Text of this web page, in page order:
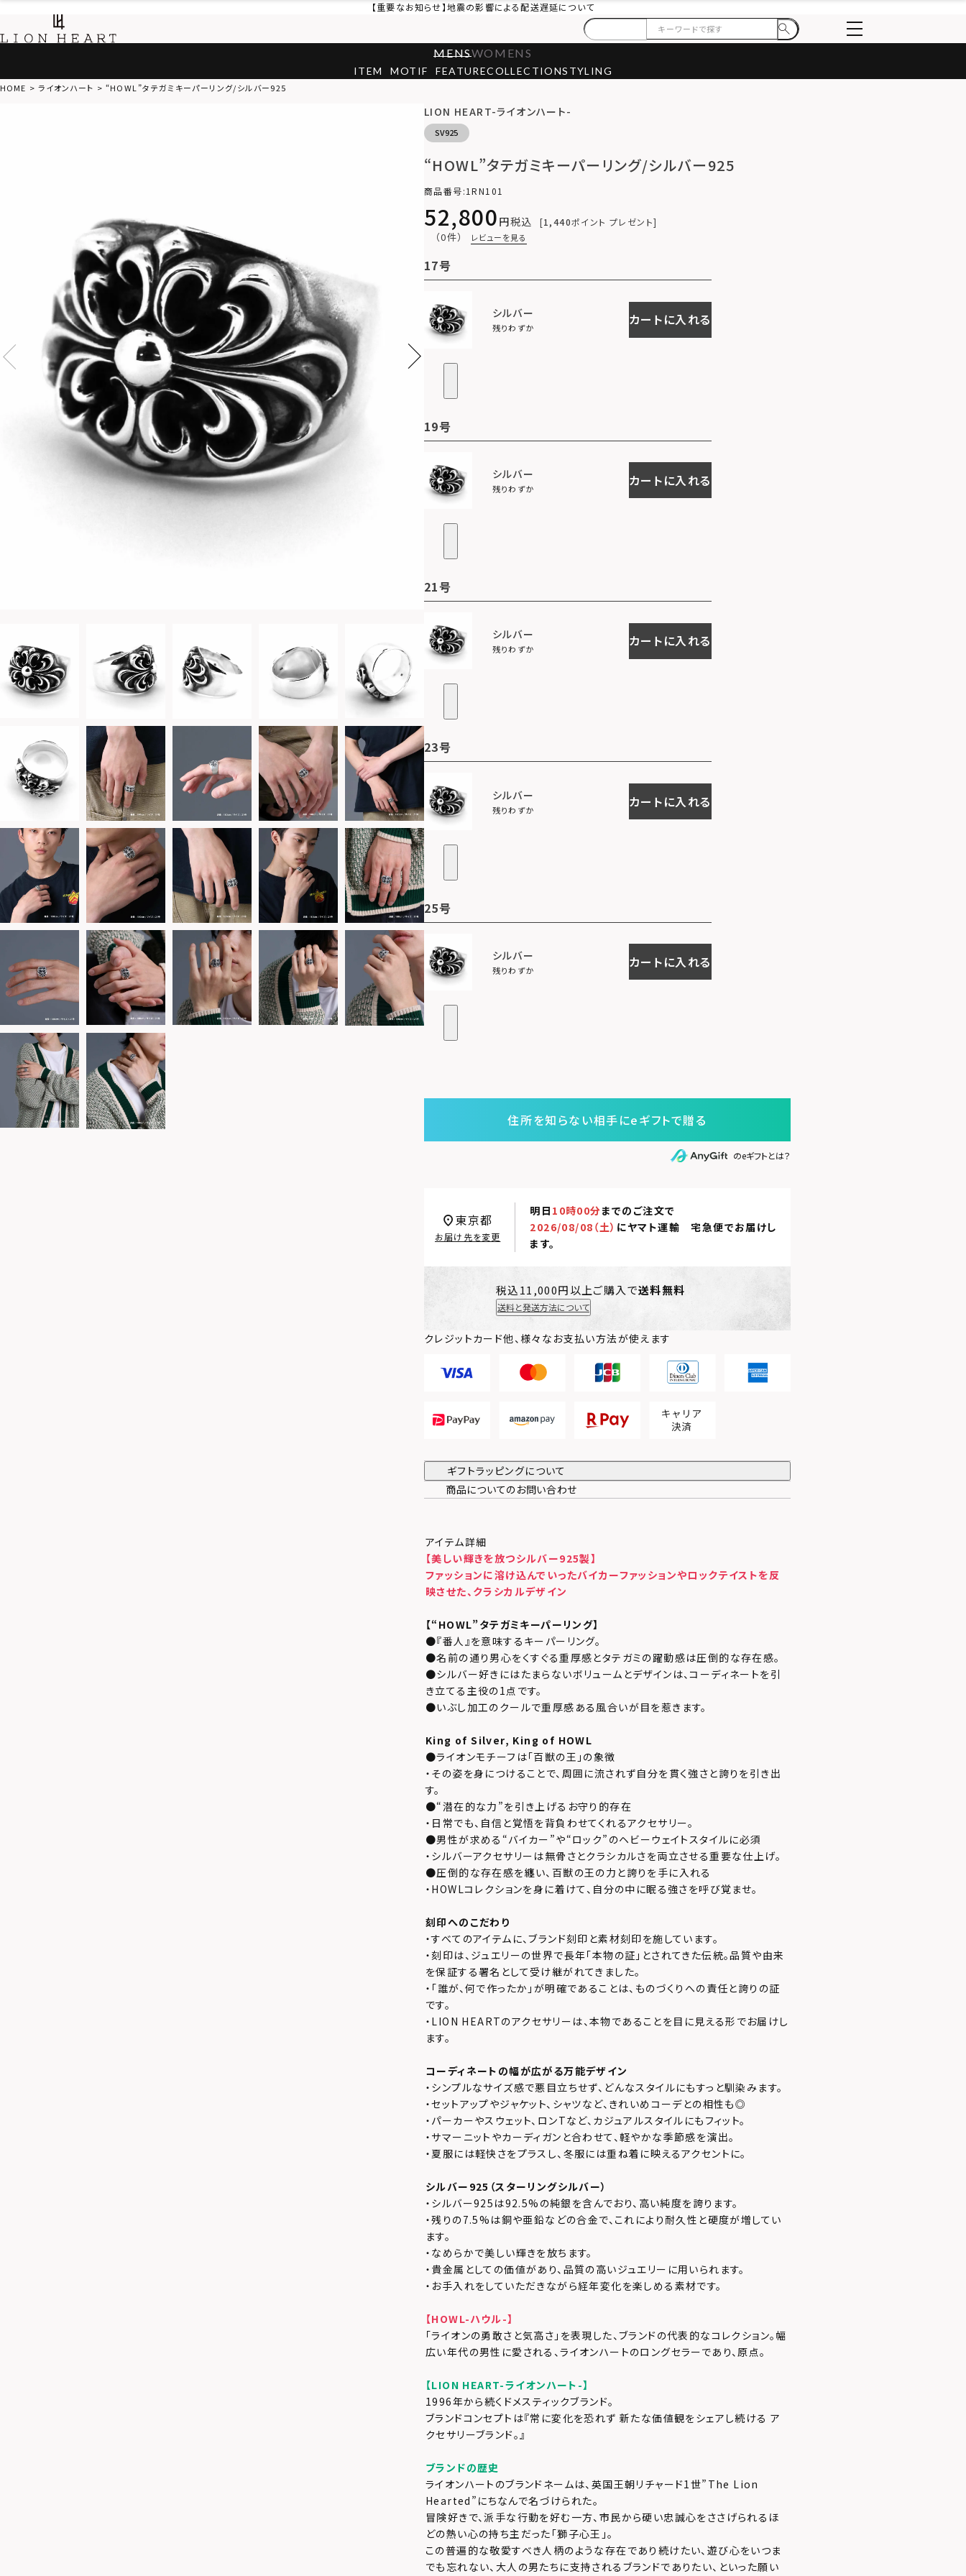
【重要なお知らせ】地震の影響による配送遅延について
MENSWOMENS
ITEM MOTIF FEATURECOLLECTIONSTYLING
HOME ライオンハート “HOWL”タテガミキーパーリング/シルバー925
LION HEART-ライオンハート-
SV925
“HOWL”タテガミキーパーリング/シルバー925
商品番号 1RN101
52,800 税込 1,440ポイント プレゼント
（0件） レビューを見る
17号
シルバー
残りわずか カートに入れる
19号
シルバー
残りわずか カートに入れる
21号
シルバー
残りわずか カートに入れる
23号
シルバー
残りわずか カートに入れる
25号
シルバー
残りわずか カートに入れる
住所を知らない相手にeギフトで贈る
のeギフトとは？
明日 10時00分までのご注文で
2026/08/08（土） にヤマト運輸 宅急便でお届けし
ます。
東京都
お届け先を変更
税込11,000円以上ご購入で送料無料
送料と発送方法について
クレジットカード他、様々なお支払い方法が使えます
ギフトラッピングについて
商品についてのお問い合わせ
アイテム詳細
【美しい輝きを放つシルバー925製】
ファッションに溶け込んでいったバイカーファッションやロックテイストを反
映させた、クラシカルデザイン
【“HOWL”タテガミキーパーリング】
●『番人』を意味するキーパーリング。
●名前の通り男心をくすぐる重厚感とタテガミの躍動感は圧倒的な存在感。
●シルバー好きにはたまらないボリュームとデザインは、コーディネートを引
き立てる主役の1点です。
●いぶし加工のクールで重厚感ある風合いが目を惹きます。
King of Silver, King of HOWL
●ライオンモチーフは「百獣の王」の象徴
・その姿を身につけることで、周囲に流されず自分を貫く強さと誇りを引き出
す。
●“潜在的な力”を引き上げるお守り的存在
・日常でも、自信と覚悟を背負わせてくれるアクセサリー。
●男性が求める“バイカー”や“ロック”のヘビーウェイトスタイルに必須
・シルバーアクセサリーは無骨さとクラシカルさを両立させる重要な仕上げ。
●圧倒的な存在感を纏い、百獣の王の力と誇りを手に入れる
・HOWLコレクションを身に着けて、自分の中に眠る強さを呼び覚ませ。
刻印へのこだわり
・すべてのアイテムに、ブランド刻印と素材刻印を施しています。
・刻印は、ジュエリーの世界で長年「本物の証」とされてきた伝統。品質や由来
を保証する署名として受け継がれてきました。
・「誰が、何で作ったか」が明確であることは、ものづくりへの責任と誇りの証
です。
・LION HEARTのアクセサリーは、本物であることを目に見える形でお届けし
ます。
コーディネートの幅が広がる万能デザイン
・シンプルなサイズ感で悪目立ちせず、どんなスタイルにもすっと馴染みます。
・セットアップやジャケット、シャツなど、きれいめコーデとの相性も◎
・パーカーやスウェット、ロンTなど、カジュアルスタイルにもフィット。
・サマーニットやカーディガンと合わせて、軽やかな季節感を演出。
・夏服には軽快さをプラスし、冬服には重ね着に映えるアクセントに。
シルバー925（スターリングシルバー）
・シルバー925は92.5%の純銀を含んでおり、高い純度を誇ります。
・残りの7.5%は銅や亜鉛などの合金で、これにより耐久性と硬度が増してい
ます。
・なめらかで美しい輝きを放ちます。
・貴金属としての価値があり、品質の高いジュエリーに用いられます。
・お手入れをしていただきながら経年変化を楽しめる素材です。
【HOWL-ハウル-】
「ライオンの勇敢さと気高さ」を表現した、ブランドの代表的なコレクション。幅
広い年代の男性に愛される、ライオンハートのロングセラーであり、原点。
【LION HEART-ライオンハート-】
1996年から続くドメスティックブランド。
ブランドコンセプトは『常に変化を恐れず 新たな価値観をシェアし続ける ア
クセサリーブランド。』
ブランドの歴史
ライオンハートのブランドネームは、英国王朝リチャード1世”The Lion
Hearted”にちなんで名づけられた。
冒険好きで、派手な行動を好む一方、市民から硬い忠誠心をささげられるほ
どの熱い心の持ち主だった「獅子心王」。
この普遍的な敬愛すべき人柄のような存在であり続けたい、遊び心をいつま
でも忘れない、大人の男たちに支持されるブランドでありたい、といった願い